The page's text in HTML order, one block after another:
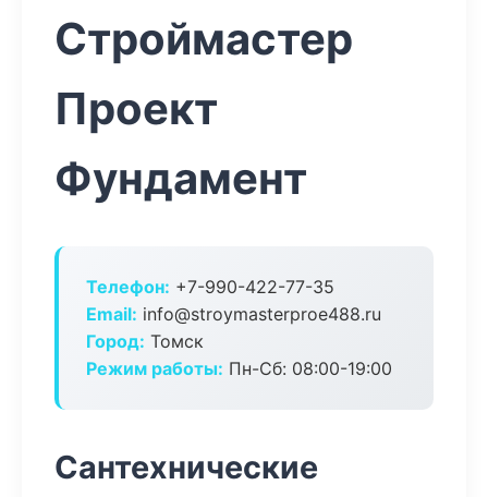
Строймастер
Проект
Фундамент
Телефон: +7-990-422-77-35
Email: info@stroymasterproe488.ru
Город: Томск
Режим работы: Пн-Сб: 08:00-19:00
Сантехнические